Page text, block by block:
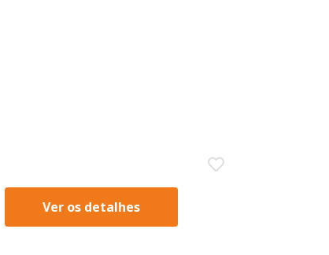
Ver os detalhes